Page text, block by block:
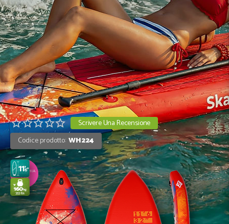
Scrivere Una Recensione
Codice prodotto: WH224
RISPARMIA
13%